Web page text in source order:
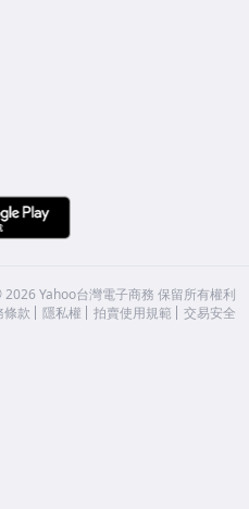
2026 Yahoo台灣電子商務 保留所有權利
條款
隱私權 拍賣使用規範 交易安全